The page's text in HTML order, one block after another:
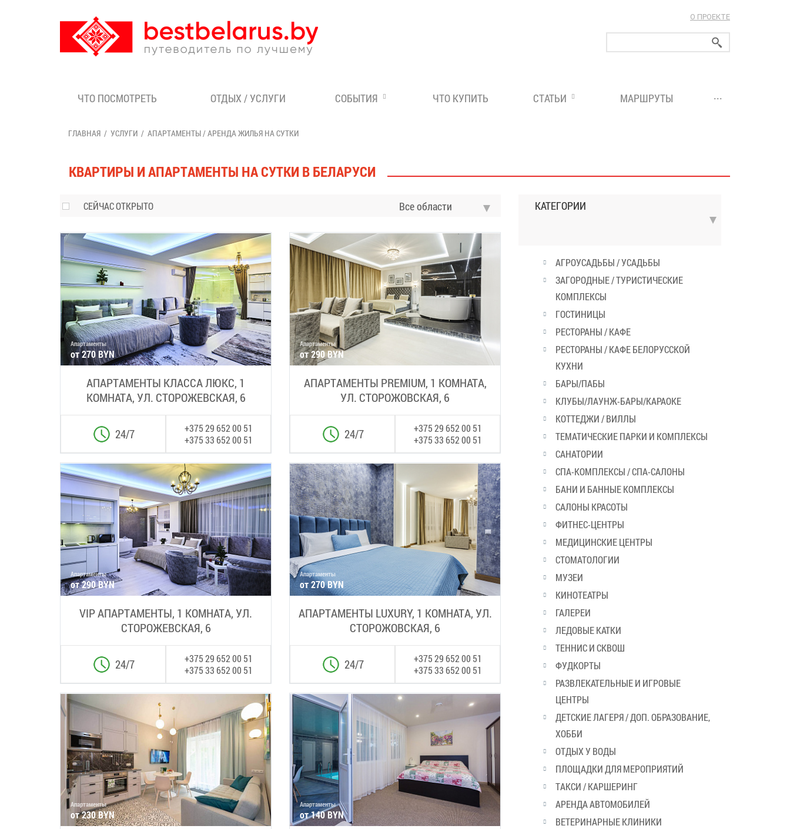
О ПРОЕКТЕ
ЧТО ПОСМОТРЕТЬ ОТДЫХ / УСЛУГИ СОБЫТИЯ ЧТО КУПИТЬ СТАТЬИ МАРШРУТЫ ...
ГЛАВНАЯ УСЛУГИ АПАРТАМЕНТЫ / АРЕНДА ЖИЛЬЯ НА СУТКИ
КВАРТИРЫ И АПАРТАМЕНТЫ НА СУТКИ В БЕЛАРУСИ
Все области
СЕЙЧАС ОТКРЫТО
Апартаменты
от 270 BYN
АПАРТАМЕНТЫ КЛАССА ЛЮКС, 1
КОМНАТА, УЛ. СТОРОЖЕВСКАЯ, 6
+375 29 652 00 51
+375 33 652 00 51
24/7
Апартаменты
от 290 BYN
АПАРТАМЕНТЫ PREMIUM, 1 КОМНАТА,
УЛ. СТОРОЖОВСКАЯ, 6
+375 29 652 00 51
+375 33 652 00 51
24/7
Апартаменты
от 290 BYN
VIP АПАРТАМЕНТЫ, 1 КОМНАТА, УЛ.
СТОРОЖЕВСКАЯ, 6
+375 29 652 00 51
+375 33 652 00 51
24/7
Апартаменты
от 270 BYN
АПАРТАМЕНТЫ LUXURY, 1 КОМНАТА, УЛ.
СТОРОЖОВСКАЯ, 6
+375 29 652 00 51
+375 33 652 00 51
24/7
Апартаменты
от 230 BYN
Апартаменты
от 140 BYN
КАТЕГОРИИ
АГРОУСАДЬБЫ / УСАДЬБЫ
ЗАГОРОДНЫЕ / ТУРИСТИЧЕСКИЕ
КОМПЛЕКСЫ
ГОСТИНИЦЫ
РЕСТОРАНЫ / КАФЕ
РЕСТОРАНЫ / КАФЕ БЕЛОРУССКОЙ
КУХНИ
БАРЫ/ПАБЫ
КЛУБЫ/ЛАУНЖ-БАРЫ/КАРАОКЕ
КОТТЕДЖИ / ВИЛЛЫ
ТЕМАТИЧЕСКИЕ ПАРКИ И КОМПЛЕКСЫ
САНАТОРИИ
СПА-КОМПЛЕКСЫ / СПА-САЛОНЫ
БАНИ И БАННЫЕ КОМПЛЕКСЫ
САЛОНЫ КРАСОТЫ
ФИТНЕС-ЦЕНТРЫ
МЕДИЦИНСКИЕ ЦЕНТРЫ
СТОМАТОЛОГИИ
МУЗЕИ
КИНОТЕАТРЫ
ГАЛЕРЕИ
ЛЕДОВЫЕ КАТКИ
ТЕННИС И СКВОШ
ФУДКОРТЫ
РАЗВЛЕКАТЕЛЬНЫЕ И ИГРОВЫЕ
ЦЕНТРЫ
ДЕТСКИЕ ЛАГЕРЯ / ДОП. ОБРАЗОВАНИЕ,
ХОББИ
ОТДЫХ У ВОДЫ
ПЛОЩАДКИ ДЛЯ МЕРОПРИЯТИЙ
ТАКСИ / КАРШЕРИНГ
АРЕНДА АВТОМОБИЛЕЙ
ВЕТЕРИНАРНЫЕ КЛИНИКИ